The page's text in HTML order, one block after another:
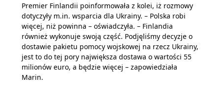
Premier Finlandii poinformowała z kolei, iż rozmowy
dotyczyły m.in. wsparcia dla Ukrainy. – Polska robi
więcej, niż powinna – oświadczyła. – Finlandia
również wykonuje swoją część. Podjęliśmy decyzje o
dostawie pakietu pomocy wojskowej na rzecz Ukrainy,
jest to do tej pory największa dostawa o wartości 55
milionów euro, a będzie więcej – zapowiedziała
Marin.